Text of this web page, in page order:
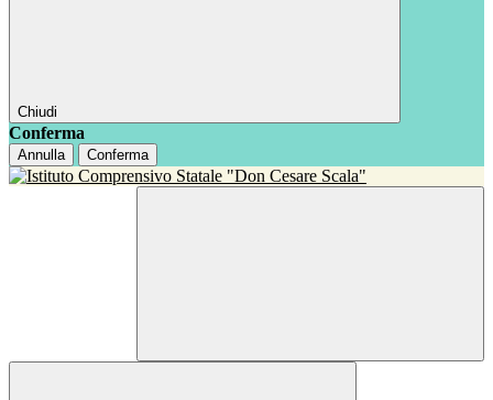
Chiudi
Conferma
Annulla Conferma